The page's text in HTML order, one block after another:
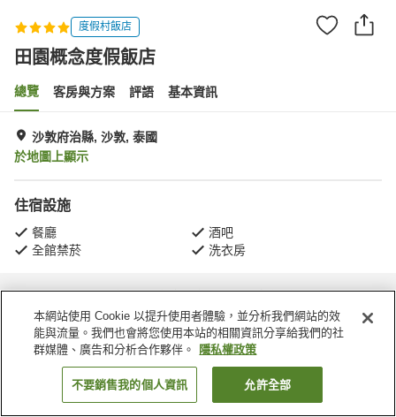
度假村飯店
田園概念度假飯店
總覽 客房與方案 評語 基本資訊
沙敦府治縣, 沙敦, 泰國
於地圖上顯示
住宿設施
餐廳
酒吧
全館禁菸
洗衣房
首頁 泰國 沙敦 沙敦府治縣 田園概念度假飯店
找客房
本網站使用 Cookie 以提升使用者體驗，並分析我們網站的效
能與流量。我們也會將您使用本站的相關資訊分享給我們的社
群媒體、廣告和分析合作夥伴。
隱私權政策
不要銷售我的個人資訊 允許全部